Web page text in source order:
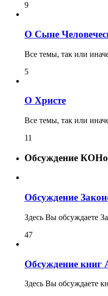
9
О Сыне
Все темы, так или
5
О Христе
Все темы, так или
11
Обсуждение
Обсуждение
Здесь Вы обсуждаете
47
Обсуждение книг
Здесь Вы обсуждаете